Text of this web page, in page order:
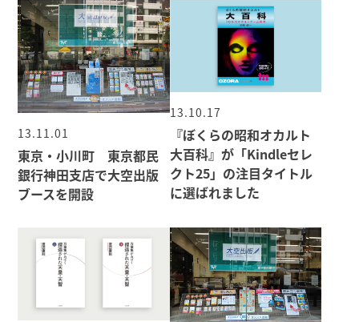
13.11.01
東京・小川町 東京都民
銀行神田支店で大空出版
ブースを開設
13.10.17
『ぼくらの昭和オカルト
大百科』が「Kindleセレ
クト25」の注目タイトル
に選ばれました